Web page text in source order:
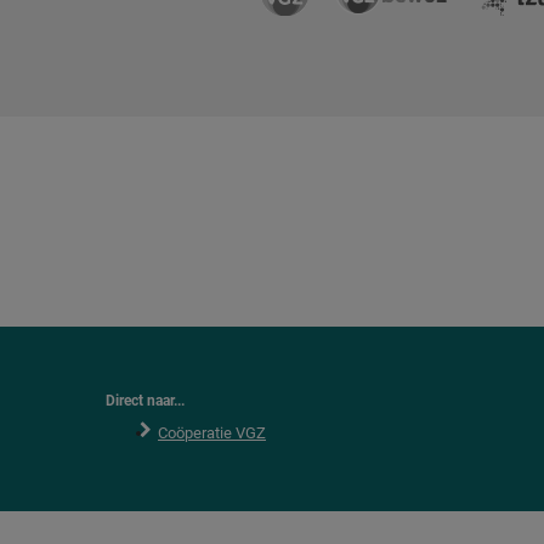
Direct naar...
Coöperatie VGZ